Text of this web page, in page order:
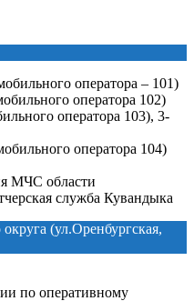
оператора – 101)
оператора 102)
оператора 103), 3-
оператора 104)
МЧС области
служба Кувандыка
(ул.Оренбургская,
по оперативному